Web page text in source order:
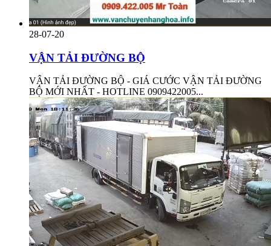
28-07-20
VẬN TẢI ĐƯỜNG BỘ
VẬN TẢI ĐƯỜNG BỘ - GIÁ CƯỚC VẬN TẢI ĐƯỜNG
BỘ MỚI NHẤT - HOTLINE 0909422005...